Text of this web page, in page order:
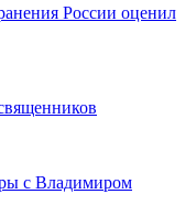
России оценил
с Владимиром